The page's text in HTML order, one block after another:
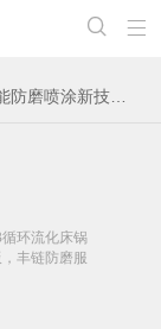


喷涂新技术方案
环流化床锅
丰链防磨服